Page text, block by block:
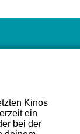
Kinos
ein
bei der